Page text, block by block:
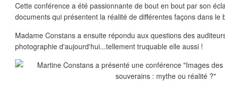
Cette conférence a été passionnante de bout en bout par son
documents qui présentent la réalité de différentes façons dans le
Madame Constans a ensuite répondu aux questions des
photographie d'aujourd'hui...tellement truquable elle aussi !